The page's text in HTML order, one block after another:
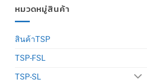
หมวดหมู่สินค้า
สินค้าTSP
TSP-FSL
TSP-SL